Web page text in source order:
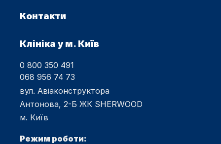
Контакти
Клініка у м. Київ
0 800 350 491
068 956 74 73
вул. Авіаконструктора
Антонова, 2-Б ЖК SHERWOOD
м. Київ
Режим роботи: